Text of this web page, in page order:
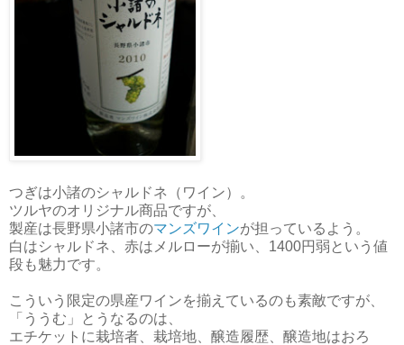
つぎは小諸のシャルドネ（ワイン）。
ツルヤのオリジナル商品ですが、
製産は長野県小諸市のマンズワインが担っているよう。
白はシャルドネ、赤はメルローが揃い、1400円弱という値
段も魅力です。
こういう限定の県産ワインを揃えているのも素敵ですが、
「ううむ」とうなるのは、
エチケットに栽培者、栽培地、醸造履歴、醸造地はおろ